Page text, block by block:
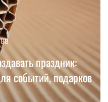
праздник:
событий, подарков